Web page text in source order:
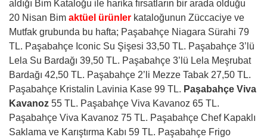
aldığı Bim Kataloğu ile harika fırsatların bir arada olduğu
20 Nisan Bim aktüel ürünler kataloğunun Züccaciye ve
Mutfak grubunda bu hafta; Paşabahçe Niagara Sürahi 79
TL. Paşabahçe Iconic Su Şişesi 33,50 TL. Paşabahçe 3’lü
Lela Su Bardağı 39,50 TL. Paşabahçe 3’lü Lela Meşrubat
Bardağı 42,50 TL. Paşabahçe 2’li Mezze Tabak 27,50 TL.
Paşabahçe Kristalin Lavinia Kase 99 TL. Paşabahçe Viva
Kavanoz 55 TL. Paşabahçe Viva Kavanoz 65 TL.
Paşabahçe Viva Kavanoz 75 TL. Paşabahçe Chef Kapaklı
Saklama ve Karıştırma Kabı 59 TL. Paşabahçe Frigo